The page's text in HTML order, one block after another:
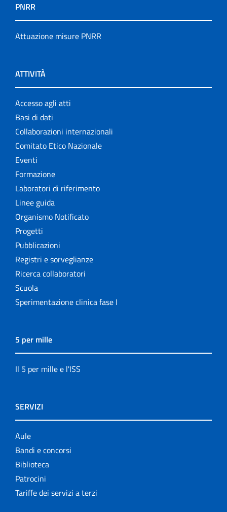
PNRR
Attuazione misure PNRR
ATTIVITÀ
Accesso agli atti
Basi di dati
Collaborazioni internazionali
Comitato Etico Nazionale
Eventi
Formazione
Laboratori di riferimento
Linee guida
Organismo Notificato
Progetti
Pubblicazioni
Registri e sorveglianze
Ricerca collaboratori
Scuola
Sperimentazione clinica fase I
5 per mille
Il 5 per mille e l'ISS
SERVIZI
Aule
Bandi e concorsi
Biblioteca
Patrocini
Tariffe dei servizi a terzi